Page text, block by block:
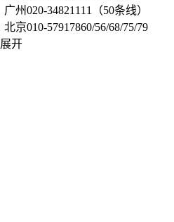
广州020-34821111（50条线）
北京010-57917860/56/68/75/79
展开